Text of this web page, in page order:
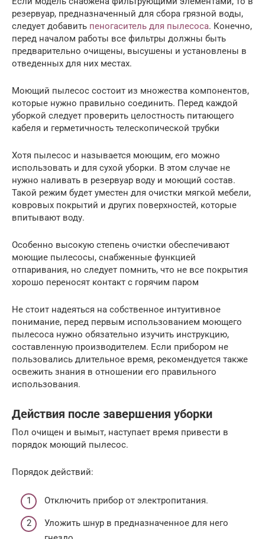
резервуар, предназначенный для сбора грязной воды,
следует добавить пеногаситель для пылесоса. Конечно,
перед началом работы все фильтры должны быть
предварительно очищены, высушены и установлены в
отведенных для них местах.
Моющий пылесос состоит из множества компонентов,
которые нужно правильно соединить. Перед каждой
уборкой следует проверить целостность питающего
кабеля и герметичность телескопической трубки
Хотя пылесос и называется моющим, его можно
использовать и для сухой уборки. В этом случае не
нужно наливать в резервуар воду и моющий состав.
Такой режим будет уместен для очистки мягкой мебели,
ковровых покрытий и других поверхностей, которые
впитывают воду.
Особенно высокую степень очистки обеспечивают
моющие пылесосы, снабженные функцией
отпаривания, но следует помнить, что не все покрытия
хорошо переносят контакт с горячим паром
Не стоит надеяться на собственное интуитивное
понимание, перед первым использованием моющего
пылесоса нужно обязательно изучить инструкцию,
составленную производителем. Если прибором не
пользовались длительное время, рекомендуется также
освежить знания в отношении его правильного
использования.
Действия после завершения уборки
Пол очищен и вымыт, наступает время привести в
порядок моющий пылесос.
Порядок действий:
Отключить прибор от электропитания.
Уложить шнур в предназначенное для него